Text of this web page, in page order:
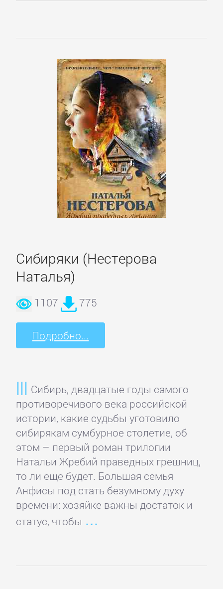
Сибиряки (Нестерова
Наталья)
1107 775
Подробно...
Сибирь, двадцатые годы самого
противоречивого века российской
истории, какие судьбы уготовило
сибирякам сумбурное столетие, об
этом – первый роман трилогии
Натальи Жребий праведных грешниц,
то ли еще будет. Большая семья
Анфисы под стать безумному духу
времени: хозяйке важны достаток и
статус, чтобы
Управление